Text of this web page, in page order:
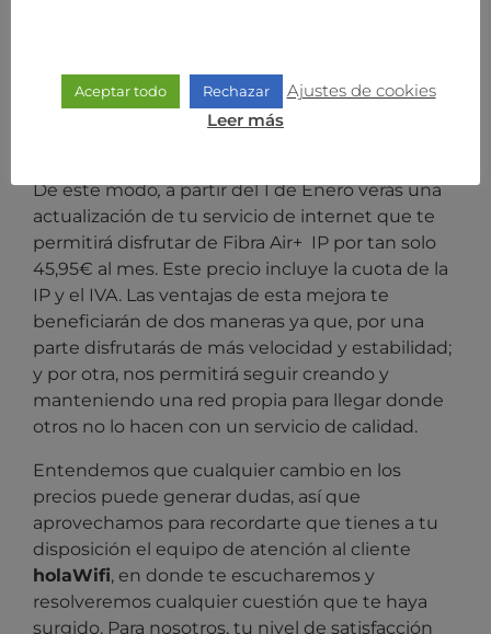
la gestión para que muy pronto recibas más
velocidad. ¡Más megas para potenciar tu
De este modo,a partir del 1 de Enero verás una
actualización de tu servicio de internet que te
permitirá disfrutar de Fibra Air+ IP por tan solo
45,95€ al mes. Este precio incluye la cuota de la
IP y el IVA. Las ventajas de esta mejora te
beneficiarán de dos maneras ya que, por una
parte disfrutarás de más velocidad y estabilidad;
y por otra, nos permitirá seguir creando y
manteniendo una red propia para llegar donde
otros no lo hacen con un servicio de calidad.
Entendemos que cualquier cambio en los
precios puede generar dudas, así que
aprovechamos para recordarte que tienes a tu
disposición el equipo de atención al cliente
holaWifi, en donde te escucharemos y
resolveremos cualquier cuestión que te haya
surgido. Para nosotros, tu nivel de satisfacción
Aceptar todo Rechazar
Ajustes de cookies
Leer más